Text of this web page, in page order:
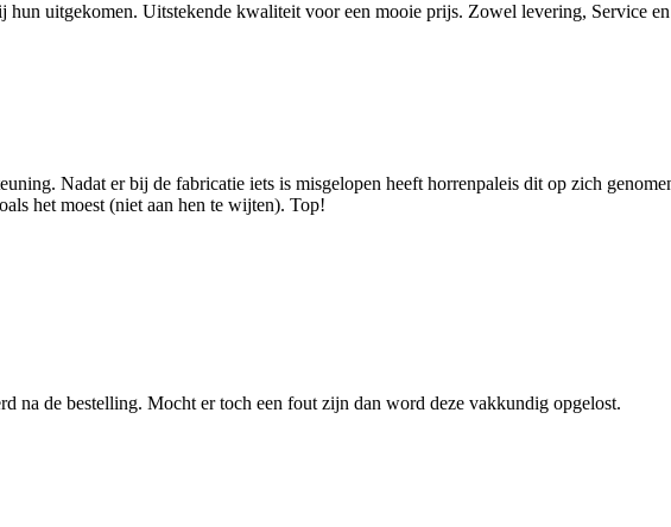
hun uitgekomen. Uitstekende kwaliteit voor een mooie prijs. Zowel levering, Service
Nadat er bij de fabricatie iets is misgelopen heeft horrenpaleis dit op zich
het moest (niet aan hen te wijten). Top!
na de bestelling. Mocht er toch een fout zijn dan word deze vakkundig opgelost.